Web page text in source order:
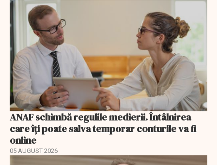
ANAF schimbă regulile medierii. Întâlnirea
care îți poate salva temporar conturile va fi
online
05 AUGUST 2026